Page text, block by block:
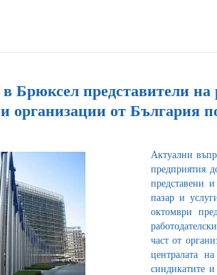
Брюксел представители на
организации от България
Актуални
предприятия
представени
пазар и
октомври
част от
централата
синдикатите